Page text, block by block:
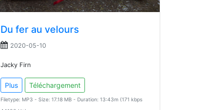
Du fer au velours
2020-05-10
Jacky Firn
Plus Téléchargement
Filetype: MP3 - Size: 17.18 MB - Duration: 13:43m (171 kbps